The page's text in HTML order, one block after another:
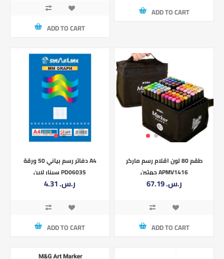
ADD TO CART
ADD TO CART
دفاتر رسم بياني 50 ورقة A4
سينار لاين PD06035
4.31 ر.س.‏
ADD TO CART
طقم 80 لون اقلام رسم ماركر
جهتين APMV1416
67.19 ر.س.‏
ADD TO CART